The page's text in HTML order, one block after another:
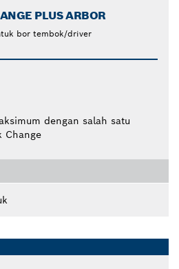
PLUS ARBOR
bor tembok/driver
dengan salah satu
Change